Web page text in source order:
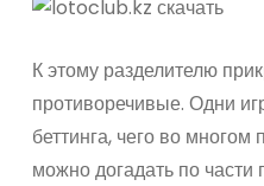
К этому разделителю
противоречивые. Одни
беттинга, чего во
можно догадать по